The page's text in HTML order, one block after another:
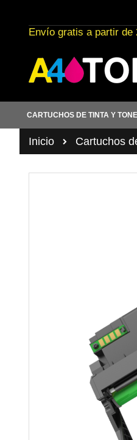
al
contenido
Envío gratis a partir de
CARTUCHOS DE TINTA Y
Inicio Cartuchos